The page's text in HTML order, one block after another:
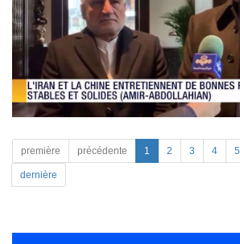
première précédente 1 2 3 4 5
dernière